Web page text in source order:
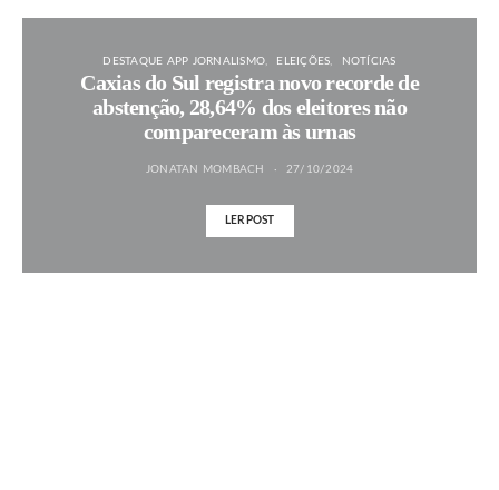
DESTAQUE APP JORNALISMO ELEIÇÕES NOTÍCIAS
Caxias do Sul registra novo recorde de
abstenção, 28,64% dos eleitores não
compareceram às urnas
JONATAN MOMBACH 27/10/2024
LER POST